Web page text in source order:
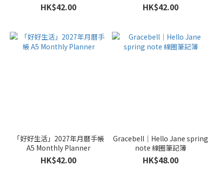
HK$42.00 HK$42.00
「好好生活」2027年月曆手帳
A5 Monthly Planner
HK$42.00
Gracebell｜Hello Jane spring
note 線圈筆記簿
HK$48.00